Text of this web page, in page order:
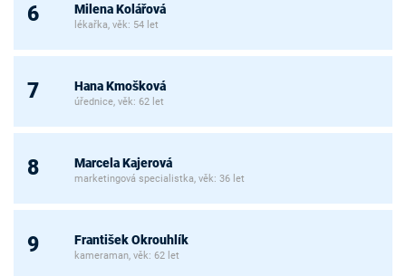
6 Milena Kolářová
lékařka, věk: 54 let
7 Hana Kmošková
úřednice, věk: 62 let
8 Marcela Kajerová
marketingová specialistka, věk: 36 let
9 František Okrouhlík
kameraman, věk: 62 let